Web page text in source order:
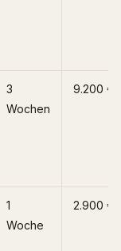
3
Wochen
9.200 €
1
Woche
2.900 €